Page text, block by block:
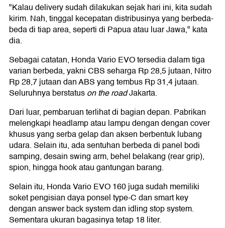
"Kalau delivery sudah dilakukan sejak hari ini, kita sudah
kirim. Nah, tinggal kecepatan distribusinya yang berbeda-
beda di tiap area, seperti di Papua atau luar Jawa," kata
dia.
Sebagai catatan, Honda Vario EVO tersedia dalam tiga
varian berbeda, yakni CBS seharga Rp 28,5 jutaan, Nitro
Rp 28,7 jutaan dan ABS yang tembus Rp 31,4 jutaan.
Seluruhnya berstatuson the roadJakarta.
Dari luar, pembaruan terlihat di bagian depan. Pabrikan
melengkapi headlamp atau lampu dengan dengan cover
khusus yang serba gelap dan aksen berbentuk lubang
udara. Selain itu, ada sentuhan berbeda di panel bodi
samping, desain swing arm, behel belakang (rear grip),
spion, hingga hook atau gantungan barang.
Selain itu, Honda Vario EVO 160 juga sudah memiliki
soket pengisian daya ponsel type-C dan smart key
dengan answer back system dan idling stop system.
Sementara ukuran bagasinya tetap 18 liter.